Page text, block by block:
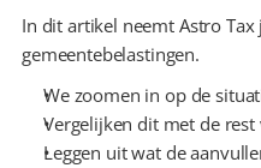
In dit artikel neemt Astro
gemeentebelastingen.
We zoomen in op de
Vergelijken dit met de rest
Leggen uit wat de